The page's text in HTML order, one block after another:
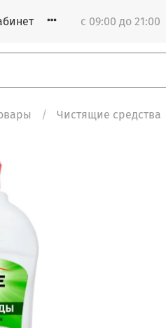
с 09:00 до 21:00
Чистящие средства